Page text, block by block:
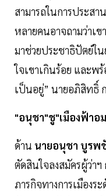
สามารถในการประสา
หลายคนอาจถามว่าเ
มาช่วยประชาธิปัตย์ใ
ใจเขาเกินร้อย และพ
เป็นอยู่” นายอภิสิทธิ์
"อนุชา"ชู"เมืองฟ้าอ
ด้าน นายอนุชา บูรพ
ตัดสินใจลงสมัครผู้ว่าฯ
ภารกิจทางการเมืองร